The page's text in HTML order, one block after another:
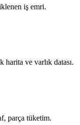
iş emri.
ve varlık datası.
parça tüketim.